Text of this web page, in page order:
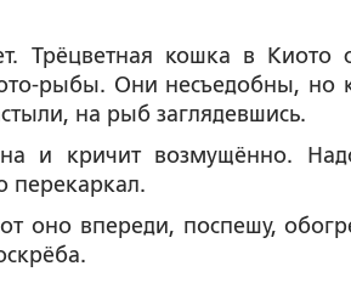
Трёцветная кошка в Киото
рыбы. Они несъедобны, но
на рыб заглядевшись.
и кричит возмущённо.
перекаркал.
оно впереди, поспешу,